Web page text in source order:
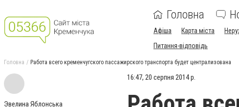
Головна
Афіша Карта міста
Питання-відповідь
Головна Работа всего кременчугского пассажирского транспорта будет централизована
Эвелина Яблонська
16:47, 20 серпня 2014 р.